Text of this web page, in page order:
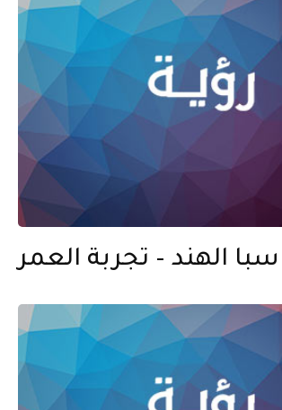
الهند – تجربة العمر